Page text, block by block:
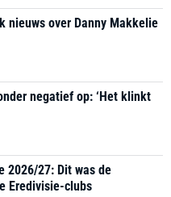
nieuws over Danny Makkelie
negatief op: ‘Het klinkt
2026/27: Dit was de
Eredivisie-clubs